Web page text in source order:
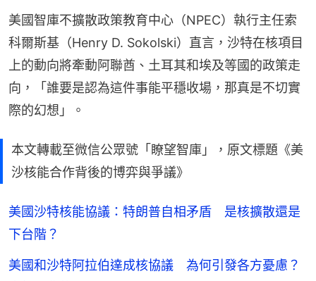
美國智庫不擴散政策教育中心（NPEC）執行主任索
科爾斯基（Henry D. Sokolski）直言，沙特在核項目
上的動向將牽動阿聯酋、土耳其和埃及等國的政策走
向，「誰要是認為這件事能平穩收場，那真是不切實
際的幻想」。
本文轉載至微信公眾號「瞭望智庫」，原文標題《美
沙核能合作背後的博弈與爭議》
美國沙特核能協議：特朗普自相矛盾 是核擴散還是
下台階？
美國和沙特阿拉伯達成核協議 為何引發各方憂慮？